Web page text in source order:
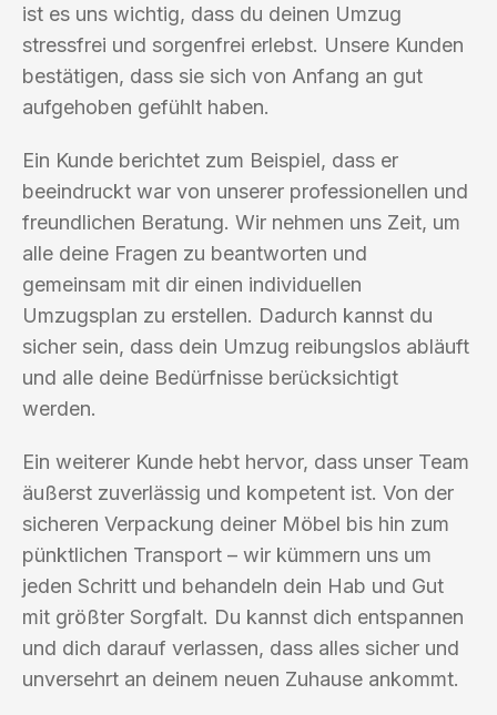
ist es uns wichtig, dass du deinen Umzug
stressfrei und sorgenfrei erlebst. Unsere Kunden
bestätigen, dass sie sich von Anfang an gut
aufgehoben gefühlt haben.
Ein Kunde berichtet zum Beispiel, dass er
beeindruckt war von unserer professionellen und
freundlichen Beratung. Wir nehmen uns Zeit, um
alle deine Fragen zu beantworten und
gemeinsam mit dir einen individuellen
Umzugsplan zu erstellen. Dadurch kannst du
sicher sein, dass dein Umzug reibungslos abläuft
und alle deine Bedürfnisse berücksichtigt
werden.
Ein weiterer Kunde hebt hervor, dass unser Team
äußerst zuverlässig und kompetent ist. Von der
sicheren Verpackung deiner Möbel bis hin zum
pünktlichen Transport – wir kümmern uns um
jeden Schritt und behandeln dein Hab und Gut
mit größter Sorgfalt. Du kannst dich entspannen
und dich darauf verlassen, dass alles sicher und
unversehrt an deinem neuen Zuhause ankommt.